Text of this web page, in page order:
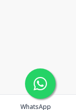
WhatsApp